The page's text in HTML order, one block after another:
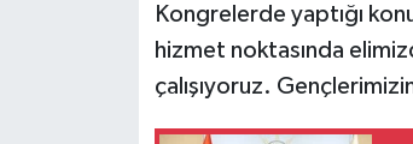
Kongrelerde yaptığı
hizmet noktasında
çalışıyoruz.